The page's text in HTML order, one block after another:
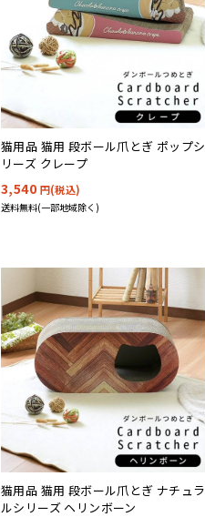
猫用品 猫用 段ボール爪とぎ ポップシ
リーズ クレープ
3,540 円(税込)
送料無料(一部地域除く)
猫用品 猫用 段ボール爪とぎ ナチュラ
ルシリーズ ヘリンボーン